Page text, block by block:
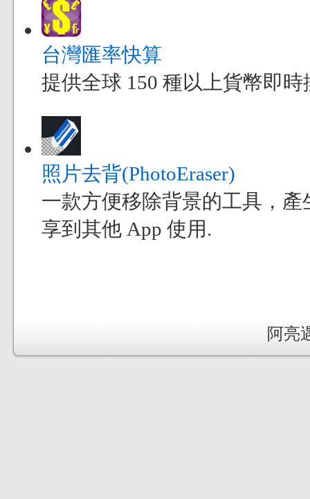
台灣匯率快算
提供全球 150 種以上貨幣即
照片去背(PhotoEraser)
一款方便移除背景的工具，
享到其他 App 使用.
阿亮